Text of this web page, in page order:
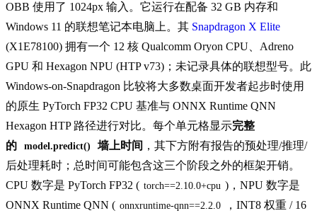
OBB 使用了 1024px 输入。它运行在配备 32 GB 内存和
Windows 11 的联想笔记本电脑上。其 Snapdragon X Elite
(X1E78100) 拥有一个 12 核 Qualcomm Oryon CPU、Adreno
GPU 和 Hexagon NPU (HTP v73)；未记录具体的联想型号。此
Windows-on-Snapdragon 比较将大多数桌面开发者起步时使用
的原生 PyTorch FP32 CPU 基准与 ONNX Runtime QNN
Hexagon HTP 路径进行对比。每个单元格显示完整
的
model.predict() 墙上时间 ，其下方附有报告的预处理/推理/
后处理耗时；总时间可能包含这三个阶段之外的框架开销。
CPU 数字是 PyTorch FP32 ( torch==2.10.0+cpu )，NPU 数字是
ONNX Runtime QNN ( onnxruntime-qnn==2.2.0
，INT8 权重 / 16